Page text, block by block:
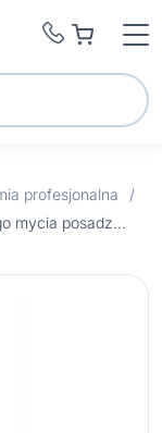
profesjonalna
/
TFC Wash Care do bieżącego mycia posadzek 1l